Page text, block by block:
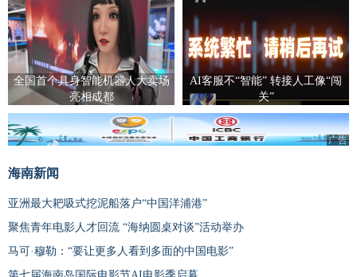
全国首个具身智能机器人大卖场
亮相成都
AI客服不“智能” 转接人工像“闯
关”
广告
海南新闻
亚洲最大耙吸式挖泥船落户“中国洋浦港”
聚焦青年电影人才回流 “海纳圆桌对谈”活动举办
马可·穆勒：“要让更多人看到多面的中国电影”